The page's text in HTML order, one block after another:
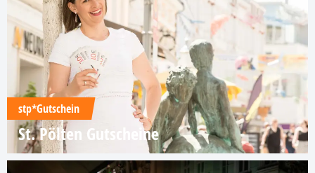
stp*Gutschein
St. Pölten Gutscheine